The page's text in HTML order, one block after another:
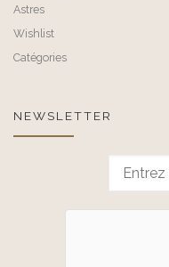
Astres
Wishlist
Catégories
NEWSLETTER